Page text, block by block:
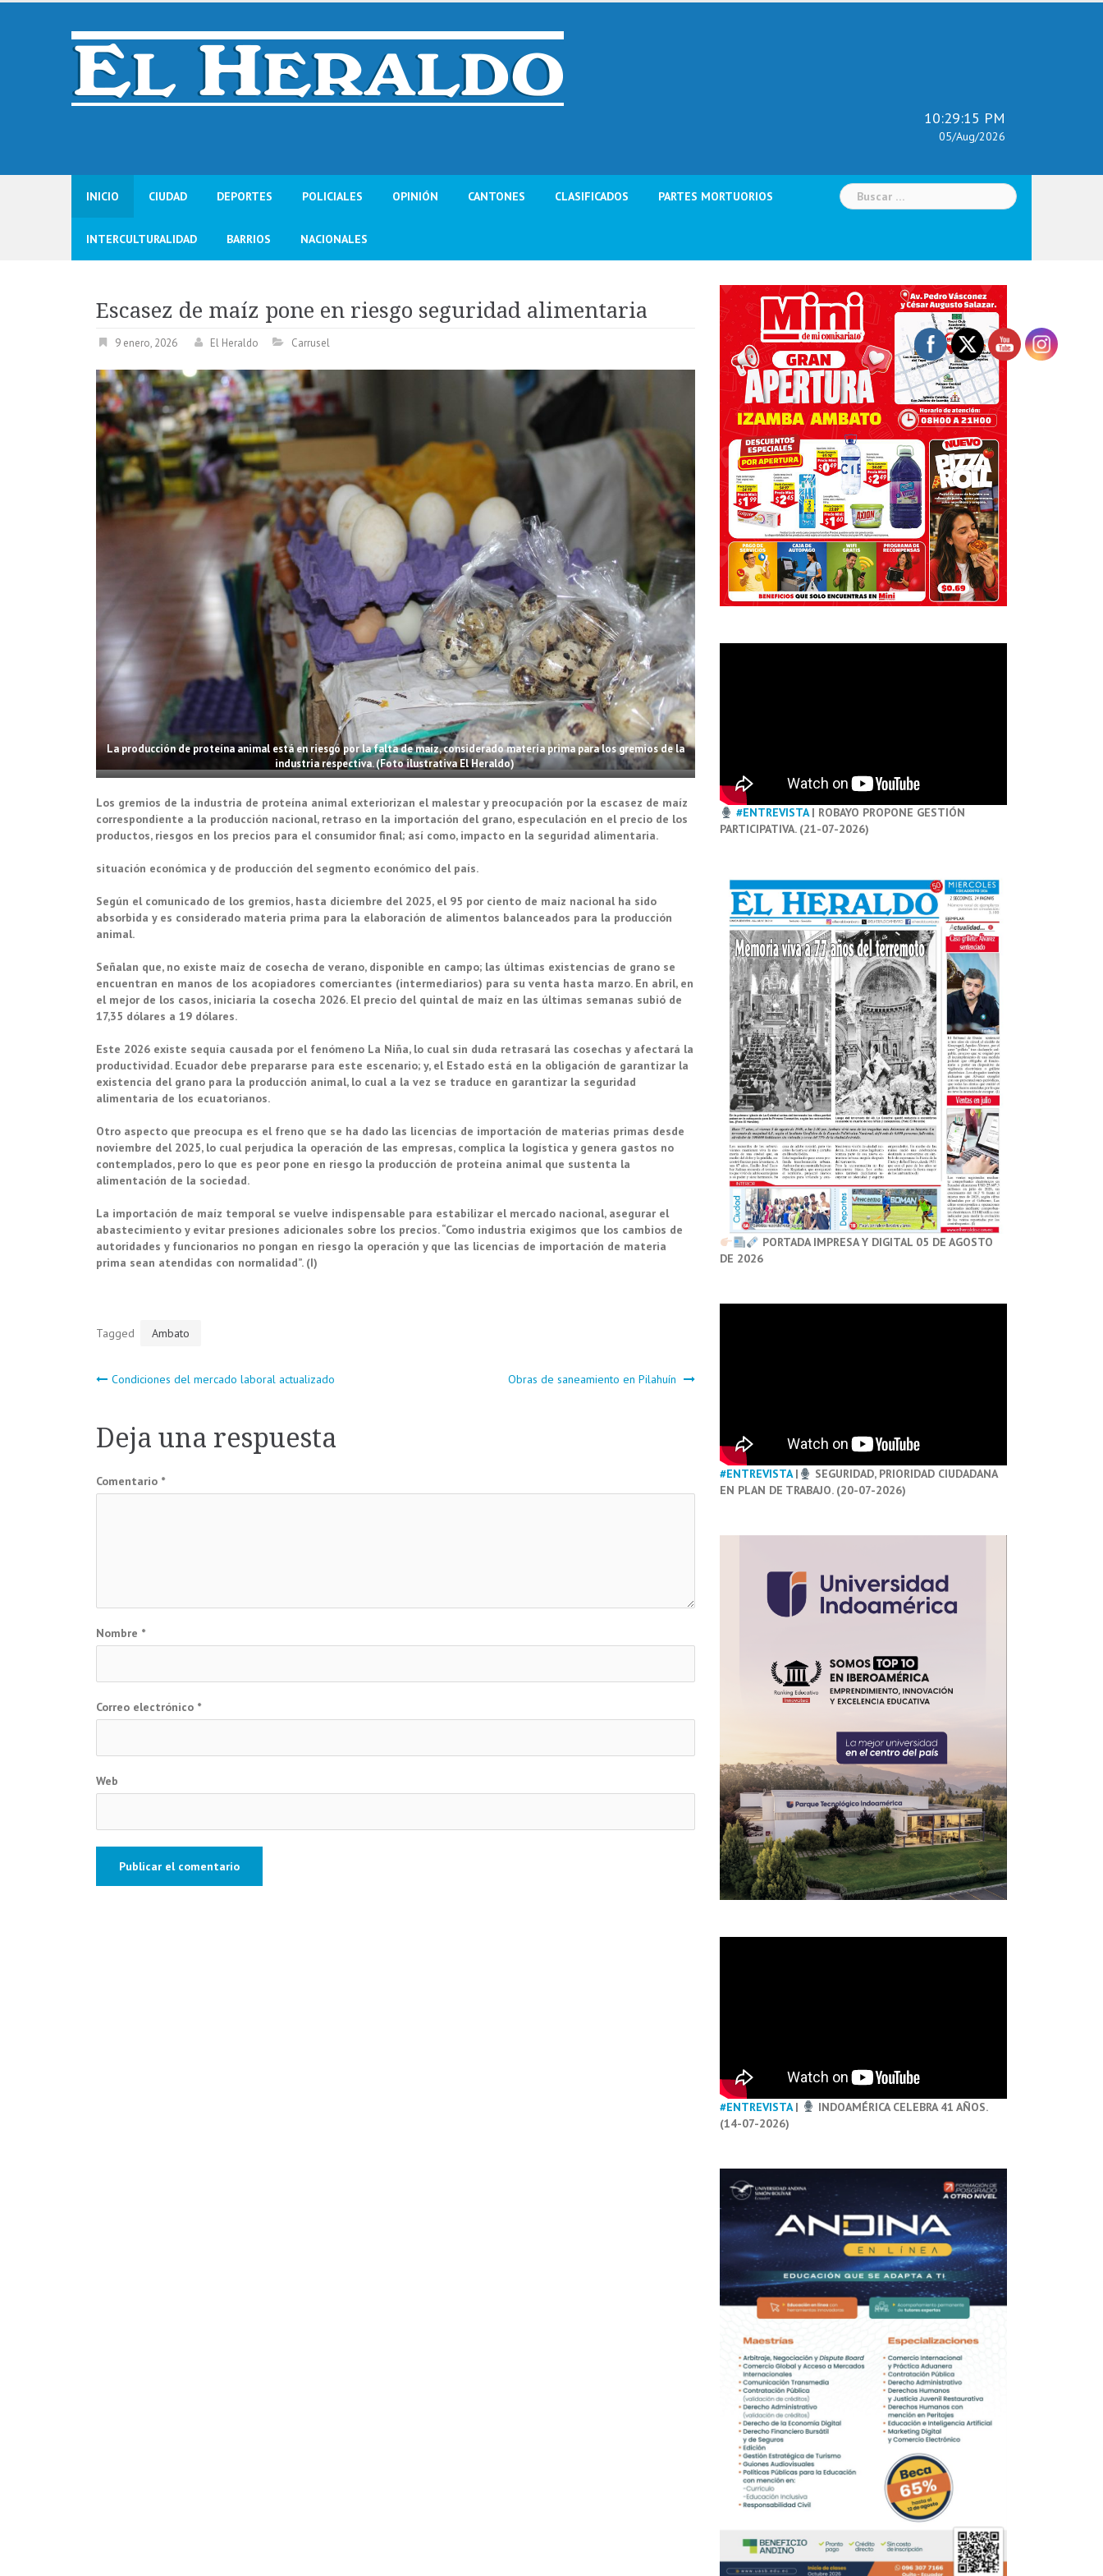
Skip
10:29:17 PM
05/Aug/2026
INICIO CIUDAD DEPORTES POLICIALES OPINIÓN CANTONES CLASIFICADOS PARTES MORTUORIOS
INTERCULTURALIDAD BARRIOS NACIONALES
Buscar:
Escasez de maíz pone en riesgo seguridad alimentaria
9 enero, 2026 El Heraldo Carrusel
La producción de proteína animal está en riesgo por la falta de maíz, considerado materia prima para los gremios de la
industria respectiva. (Foto ilustrativa El Heraldo)
Los gremios de la industria de proteína animal exteriorizan el malestar y preocupación por la escasez de maíz
correspondiente a la producción nacional, retraso en la importación del grano, especulación en el precio de los
productos, riesgos en los precios para el consumidor final; así como, impacto en la seguridad alimentaria.
situación económica y de producción del segmento económico del país.
Según el comunicado de los gremios, hasta diciembre del 2025, el 95 por ciento de maíz nacional ha sido
absorbida y es considerado materia prima para la elaboración de alimentos balanceados para la producción
animal.
Señalan que, no existe maíz de cosecha de verano, disponible en campo; las últimas existencias de grano se
encuentran en manos de los acopiadores comerciantes (intermediarios) para su venta hasta marzo. En abril, en
el mejor de los casos, iniciaría la cosecha 2026. El precio del quintal de maíz en las últimas semanas subió de
17,35 dólares a 19 dólares.
Este 2026 existe sequía causada por el fenómeno La Niña, lo cual sin duda retrasará las cosechas y afectará la
productividad. Ecuador debe prepararse para este escenario; y, el Estado está en la obligación de garantizar la
existencia del grano para la producción animal, lo cual a la vez se traduce en garantizar la seguridad
alimentaria de los ecuatorianos.
Otro aspecto que preocupa es el freno que se ha dado las licencias de importación de materias primas desde
noviembre del 2025, lo cual perjudica la operación de las empresas, complica la logística y genera gastos no
contemplados, pero lo que es peor pone en riesgo la producción de proteína animal que sustenta la
alimentación de la sociedad.
La importación de maíz temporal se vuelve indispensable para estabilizar el mercado nacional, asegurar el
abastecimiento y evitar presiones adicionales sobre los precios. “Como industria exigimos que los cambios de
autoridades y funcionarios no pongan en riesgo la operación y que las licencias de importación de materia
prima sean atendidas con normalidad”. (I)
Tagged Ambato
Navegación
de
entradas
Condiciones del mercado laboral actualizado Obras de saneamiento en Pilahuín
Deja una respuesta
Comentario *
Nombre *
Correo electrónico *
Web
#ENTREVISTA| ROBAYO PROPONE GESTIÓN
PARTICIPATIVA. (21-07-2026)
PORTADA IMPRESA Y DIGITAL 05 DE AGOSTO
DE 2026
#ENTREVISTA|
SEGURIDAD, PRIORIDAD CIUDADANA
EN PLAN DE TRABAJO. (20-07-2026)
#ENTREVISTA|
INDOAMÉRICA CELEBRA 41 AÑOS.
(14-07-2026)